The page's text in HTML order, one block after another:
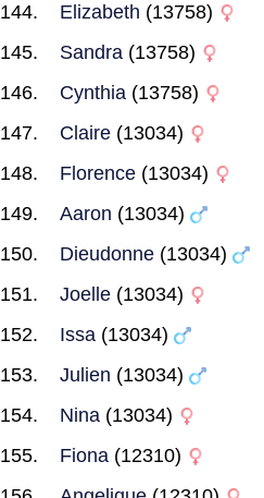
Elizabeth (13758)
Sandra (13758)
Cynthia (13758)
Claire (13034)
Florence (13034)
Aaron (13034)
Dieudonne (13034)
Joelle (13034)
Issa (13034)
Julien (13034)
Nina (13034)
Fiona (12310)